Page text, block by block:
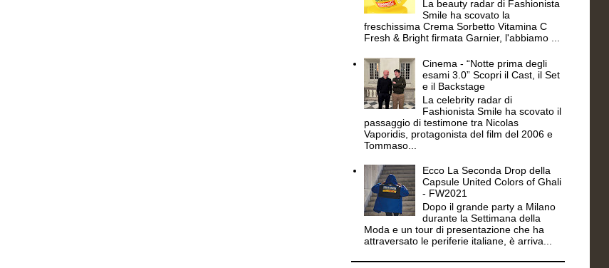
La beauty radar di Fashionista
Smile ha scovato la
freschissima Crema Sorbetto Vitamina C
Fresh & Bright firmata Garnier, l'abbiamo ...
Cinema - “Notte prima degli
esami 3.0” Scopri il Cast, il Set
e il Backstage
La celebrity radar di
Fashionista Smile ha scovato il
passaggio di testimone tra Nicolas
Vaporidis, protagonista del film del 2006 e
Tommaso...
Ecco La Seconda Drop della
Capsule United Colors of Ghali
- FW2021
Dopo il grande party a Milano
durante la Settimana della
Moda e un tour di presentazione che ha
attraversato le periferie italiane, è arriva...